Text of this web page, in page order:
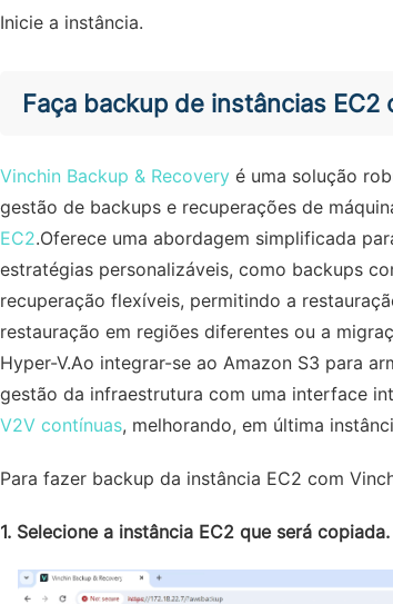
Inicie a instância.
Faça backup de instâncias
Vinchin Backup & Recovery é uma solução
gestão de backups e recuperações de
EC2.Oferece uma abordagem simplificada
estratégias personalizáveis, como backups
recuperação flexíveis, permitindo a
restauração em regiões diferentes ou a
Hyper-V.Ao integrar-se ao Amazon S3 para
gestão da infraestrutura com uma interface
V2V contínuas, melhorando, em última
Para fazer backup da instância EC2 com
1. Selecione a instância EC2 que será copiada.